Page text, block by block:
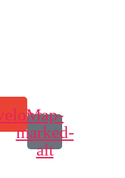
Map-
marked-
alt